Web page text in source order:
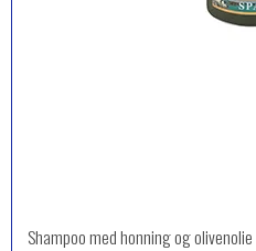
Shampoo med honning og olivenolie